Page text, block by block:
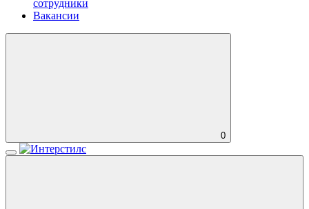
сотрудники
Вакансии
0